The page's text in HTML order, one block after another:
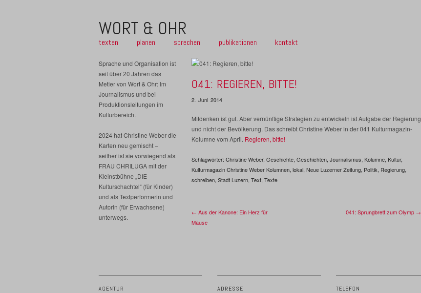
WORT & OHR
texten planen sprechen publikationen kontakt
Sprache und Organisation ist
seit über 20 Jahren das
Metier von Wort & Ohr: Im
Journalismus und bei
Produktionsleitungen im
Kulturbereich.
2024 hat Christine Weber die
Karten neu gemischt –
seither ist sie vorwiegend als
FRAU CHRILUGA mit der
Kleinstbühne „DIE
Kulturschachtel“ (für Kinder)
und als Textperformerin und
Autorin (für Erwachsene)
unterwegs.
041: REGIEREN, BITTE!
2. Juni 2014
Mitdenken ist gut. Aber vernünftige Strategien zu entwickeln ist Aufgabe der Regierung
und nicht der Bevölkerung. Das schreibt Christine Weber in der 041 Kulturmagazin-
Kolumne vom April. Regieren, bitte!
Schlagwörter: Christine Weber, Geschichte Geschichten Journalismus Kolumne Kultur,
Kulturmagazin Christine Weber Kolumnen lokal Neue Luzerner Zeitung Politik Regierung
schreiben Stadt Luzern Text Texte
← Aus der Kanone: Ein Herz für
Mäuse
041: Sprungbrett zum Olymp →
AGENTUR ADRESSE TELEFON